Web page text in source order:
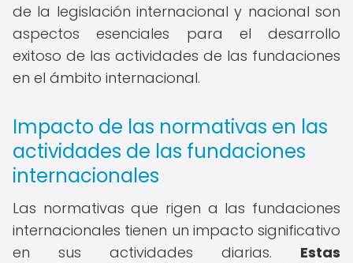
de la legislación internacional y nacional son
aspectos esenciales para el desarrollo
exitoso de las actividades de las fundaciones
en el ámbito internacional.
Impacto de las normativas en las
actividades de las fundaciones
internacionales
Las normativas que rigen a las fundaciones
internacionales tienen un impacto significativo
en sus actividades diarias. Estas